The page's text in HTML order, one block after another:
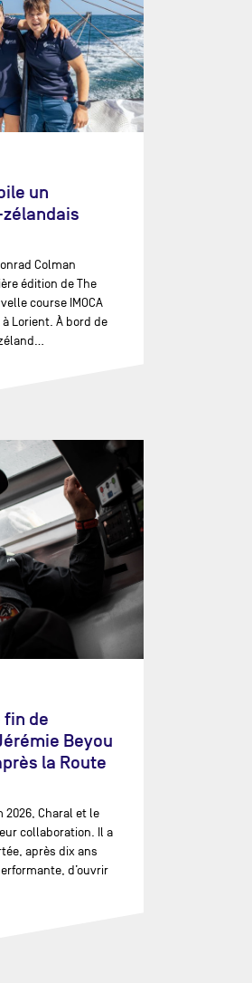
un
Colman
édition de The
course IMOCA
Lorient. À bord de
fin de
Beyou
la Route
2026, Charal et le
collaboration. Il a
après dix ans
d’ouvrir